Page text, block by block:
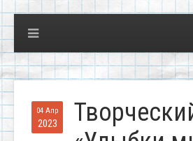
04 Апр
2023